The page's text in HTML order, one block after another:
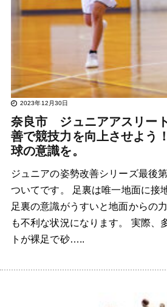
2023年12月30日
奈良市 ジュニアアスリー
善で競技力を向上させよ
球の意識を。
ジュニアの姿勢改善シリーズ最後
ついてです。 足裏は唯一地面に接
足裏の意識がうすいと地面からの
も不利な状況になります。 実際、
トが裸足で砂…..